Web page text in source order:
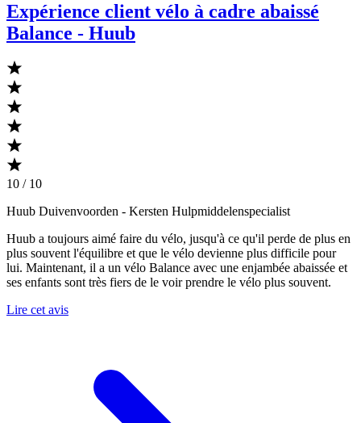
Expérience client vélo à cadre abaissé
Balance - Huub
10 / 10
Huub Duivenvoorden - Kersten Hulpmiddelenspecialist
Huub a toujours aimé faire du vélo, jusqu'à ce qu'il perde de plus en
plus souvent l'équilibre et que le vélo devienne plus difficile pour
lui. Maintenant, il a un vélo Balance avec une enjambée abaissée et
ses enfants sont très fiers de le voir prendre le vélo plus souvent.
Lire cet avis